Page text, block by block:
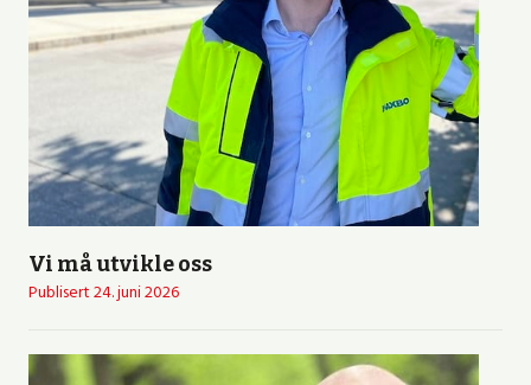
Vi må utvikle oss
Publisert24. juni 2026